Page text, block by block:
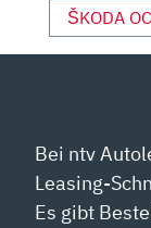
DOCH“
VON
ŠKODA
Bei ntv
Leasing-
Es gibt